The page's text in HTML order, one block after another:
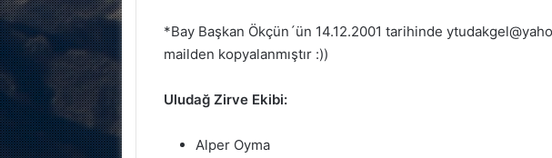
*Bay Başkan Ökçün´ün 14.12.2001 tarihinde
mailden kopyalanmıştır :))
Uludağ Zirve Ekibi:
Alper Oyma